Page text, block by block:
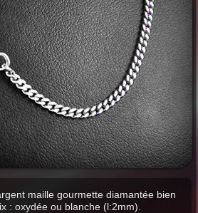
maille gourmette diamantée bien
: oxydée ou blanche (l:2mm).